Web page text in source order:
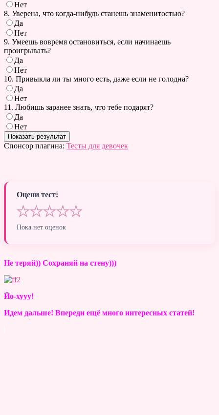
Нет
8. Уверена, что когда-нибудь станешь знаменитостью?
Да
Нет
9. Умеешь вовремя остановиться, если начинаешь
проигрывать?
Да
Нет
10. Привыкла ли ты много есть, даже если не голодна?
Да
Нет
11. Любишь заранее знать, что тебе подарят?
Да
Нет
Спонсор плагина: Тесты для девочек
Оцени тест:
★★★★★
Пока нет оценок
Не теряй)) Сохраняй на стену)))
Йо-хууу!
Идем дальше! Впереди ещё много интересных статей!